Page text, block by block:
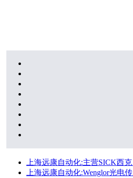
上海远康自动化:主营SICK西
上海远康自动化:Wenglor光电